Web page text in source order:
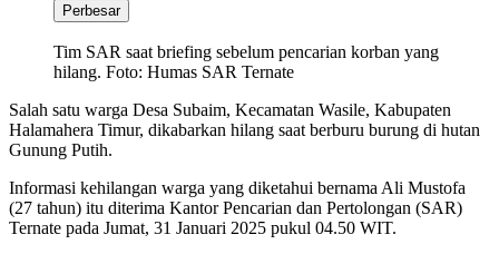
Perbesar
Tim SAR saat briefing sebelum pencarian korban yang
hilang. Foto: Humas SAR Ternate
Salah satu warga Desa Subaim, Kecamatan Wasile, Kabupaten
Halamahera Timur, dikabarkan hilang saat berburu burung di hutan
Gunung Putih.
Informasi kehilangan warga yang diketahui bernama Ali Mustofa
(27 tahun) itu diterima Kantor Pencarian dan Pertolongan (SAR)
Ternate pada Jumat, 31 Januari 2025 pukul 04.50 WIT.